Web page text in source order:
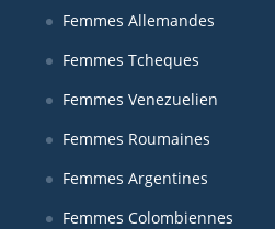
Femmes Allemandes
Femmes Tcheques
Femmes Venezuelien
Femmes Roumaines
Femmes Argentines
Femmes Colombiennes